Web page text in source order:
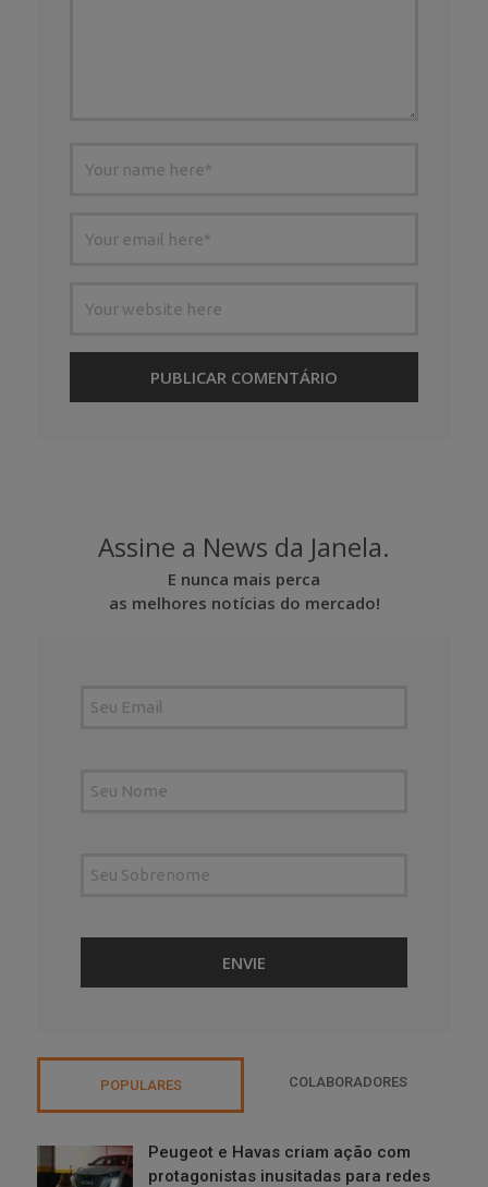
Assine a News da Janela.
E nunca mais perca
as melhores notícias do mercado!
POPULARES COLABORADORES
Peugeot e Havas criam ação com
protagonistas inusitadas para redes